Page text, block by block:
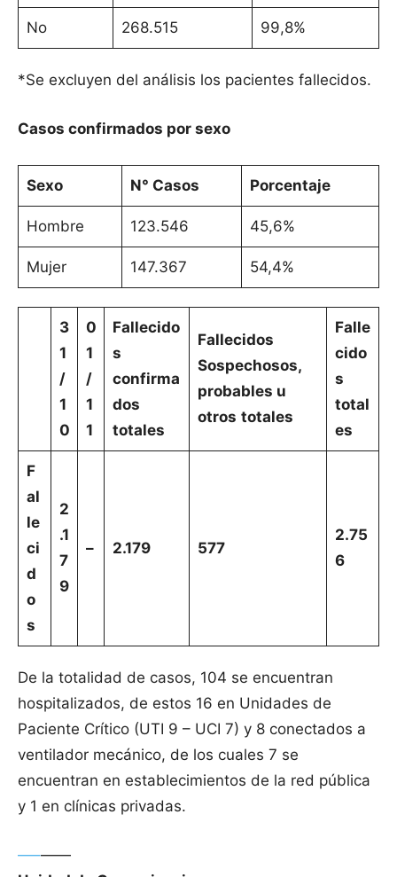
No 268.515 99,8%
*Se excluyen del análisis los pacientes fallecidos.
Casos confirmados por sexo
Sexo N° Casos Porcentaje
Hombre 123.546 45,6%
Mujer 147.367 54,4%
3
1
/
1
0
0
1
/
1
1
Fallecido
s
confirma
dos
totales
Fallecidos
Sospechosos,
probables u
otros totales
Falle
cido
s
total
es
F
al
le
ci
d
o
s
2
.1
7
9
– 2.179 577
2.75
6
De la totalidad de casos, 104 se encuentran
hospitalizados, de estos 16 en Unidades de
Paciente Crítico (UTI 9 – UCI 7) y 8 conectados a
ventilador mecánico, de los cuales 7 se
encuentran en establecimientos de la red pública
y 1 en clínicas privadas.
—–——